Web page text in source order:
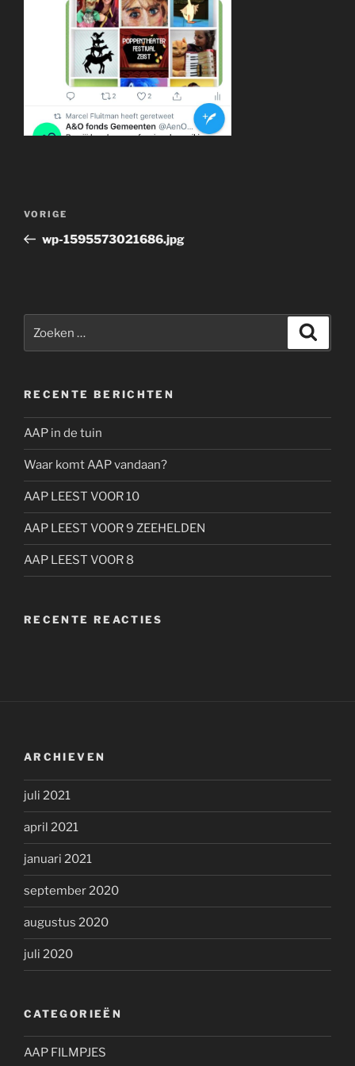
Vorig
bericht
VORIGE
wp-1595573021686.jpg
naar:
RECENTE BERICHTEN
AAP in de tuin
Waar komt AAP vandaan?
AAP LEEST VOOR 10
AAP LEEST VOOR 9 ZEEHELDEN
AAP LEEST VOOR 8
RECENTE REACTIES
ARCHIEVEN
juli 2021
april 2021
januari 2021
september 2020
augustus 2020
juli 2020
CATEGORIEËN
AAP FILMPJES